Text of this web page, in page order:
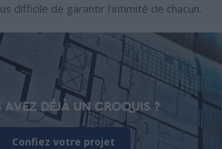
difficile de garantir l’intimité de chacun.
AVEZ DÉJÀ UN CROQUIS ?
Confiez votre projet